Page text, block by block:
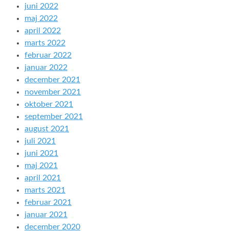
juni 2022
maj 2022
april 2022
marts 2022
februar 2022
januar 2022
december 2021
november 2021
oktober 2021
september 2021
august 2021
juli 2021
juni 2021
maj 2021
april 2021
marts 2021
februar 2021
januar 2021
december 2020